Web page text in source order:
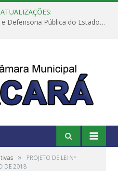
Câmara Municipal de Acará e Defensoria Pública do Estado, promovem Ação Balcão de Direitos
»
PROJETO DE LEI Nº
DE 2018